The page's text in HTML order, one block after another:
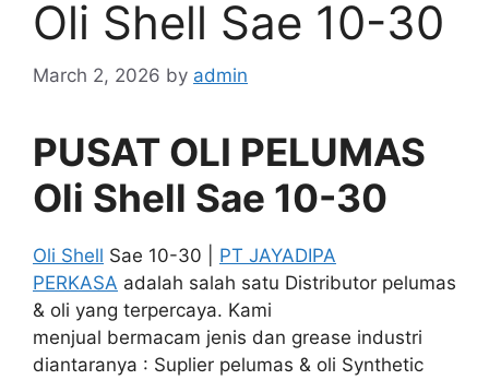
Oli Shell Sae 10-30
March 2, 2026 by admin
PUSAT OLI PELUMAS
Oli Shell Sae 10-30
Oli Shell Sae 10-30 | PT JAYADIPA
PERKASA adalah salah satu Distributor pelumas
& oli yang terpercaya. Kami
menjual bermacam jenis dan grease industri
diantaranya : Suplier pelumas & oli Synthetic